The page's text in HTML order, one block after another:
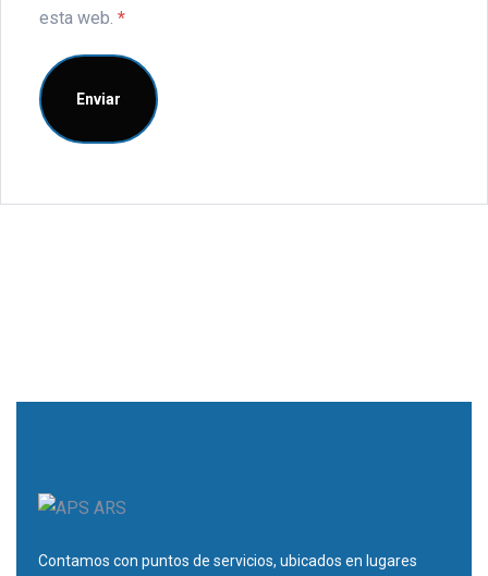
esta web. *
Contamos con puntos de servicios, ubicados en lugares